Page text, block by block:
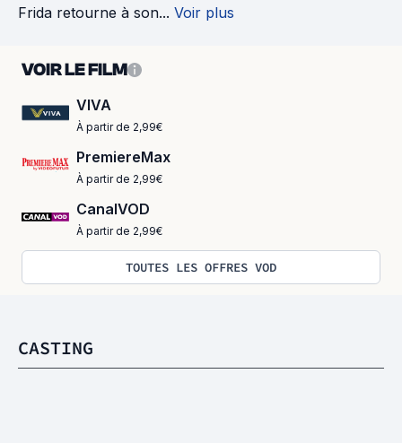
Frida retourne à son... Voir plus
VOIR LE FILM
VIVA
À partir de 2,99€
PremiereMax
À partir de 2,99€
CanalVOD
À partir de 2,99€
TOUTES LES OFFRES VOD
CASTING